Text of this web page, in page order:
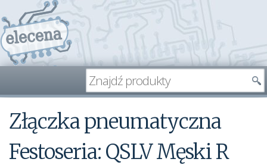
Złączka pneumatyczna
Festoseria: QSLV Męski R